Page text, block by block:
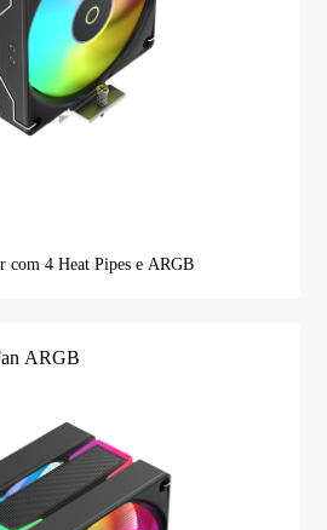
com 4 Heat Pipes e ARGB
ARGB